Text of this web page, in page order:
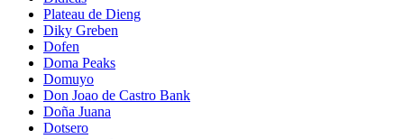
Plateau de Dieng
Diky Greben
Dofen
Doma Peaks
Domuyo
Don Joao de Castro Bank
Doña Juana
Dotsero